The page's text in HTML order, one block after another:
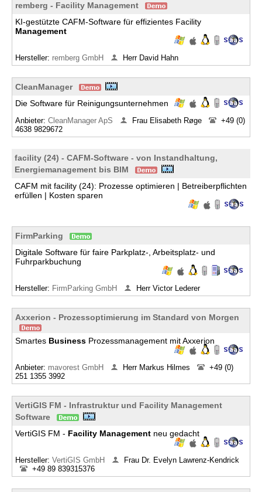
remberg - Facility Management
KI‑gestützte CAFM‑Software für effizientes Facility
Management
Hersteller: ​remberg GmbH Herr David Hahn
CleanManager
Die Software für Reinigungsunternehmen
Anbieter: CleanManager ApS Frau Elisabeth Røge
+49 (0)
4638 9829672
facility (24) - CAFM-Software - von Instandhaltung,
Energiemanagement bis BIM
CAFM mit facility (24): Prozesse optimieren | Betreiberpflichten
erfüllen | Kosten sparen
FirmParking
Digitale Software für faire Parkplatz-, Arbeitsplatz- und
Fuhrparkbuchung
Hersteller: FirmParking GmbH Herr Victor Lederer
Axxerion - Prozessoptimierung im Standard von Morgen
Smartes Business Prozessmanagement mit Axxerion
Anbieter: mavorest GmbH Herr Markus Hilmes
+49 (0)
251 1355 3992
VertiGIS FM - Infrastruktur und Facility Management
Software
VertiGIS FM - Facility Management neu gedacht
Hersteller: VertiGIS GmbH
Frau Dr. Evelyn Lawrenz-Kendrick
+49 89 839315376